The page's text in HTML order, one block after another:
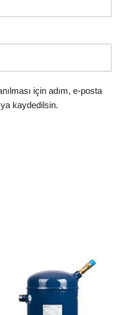
için adım, e-posta
kaydedilsin.